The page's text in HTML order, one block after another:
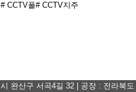
# CCTV폴# CCTV지주
완산구 서곡4길 32 | 공장 : 전라북도